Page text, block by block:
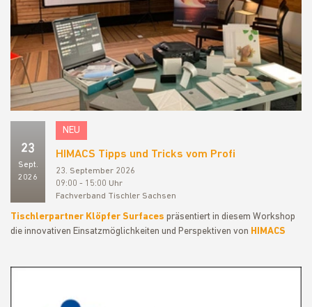
23
Sept.
2026
NEU
HIMACS Tipps und Tricks vom Profi
23. September 2026
09:00 - 15:00 Uhr
Fachverband Tischler Sachsen
Tischlerpartner Klöpfer Surfaces präsentiert in diesem Workshop
die innovativen Einsatzmöglichkeiten und Perspektiven von HIMACS